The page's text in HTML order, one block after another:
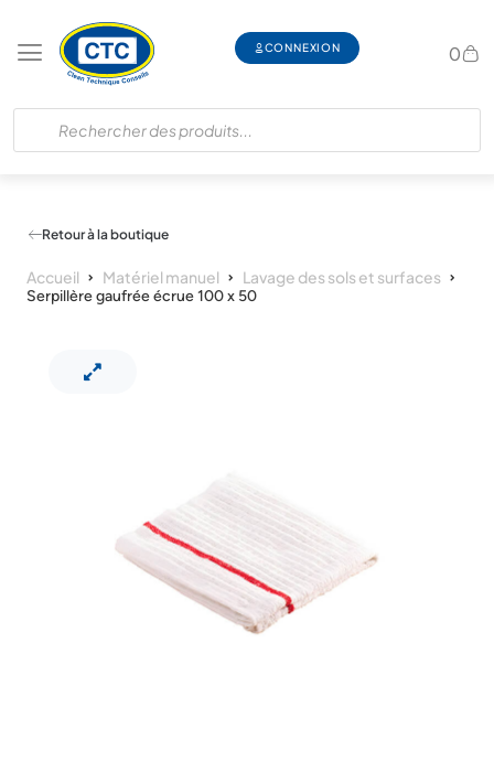
CONNEXION 0
Retour à la boutique
Accueil Matériel manuel Lavage des sols et surfaces
Serpillère gaufrée écrue 100 x 50